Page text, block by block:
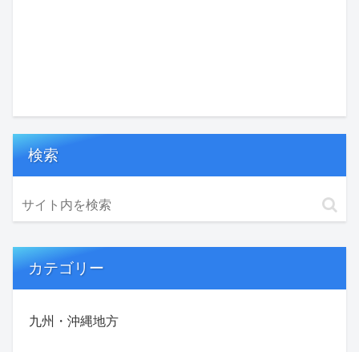
検索
カテゴリー
九州・沖縄地方